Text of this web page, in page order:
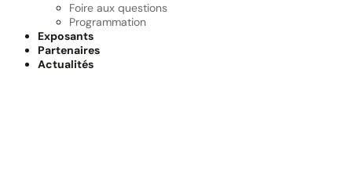
Foire aux questions
Programmation
Exposants
Partenaires
Actualités